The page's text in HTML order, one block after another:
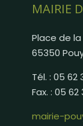
MAIRIE
Place de la
65350
Tél. : 05 62
Fax. : 05 62
mairie-